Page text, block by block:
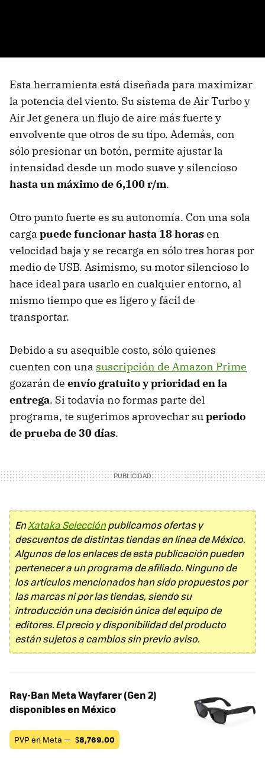
Esta herramienta está diseñada para maximizar
la potencia del viento. Su sistema de Air Turbo y
Air Jet genera un flujo de aire más fuerte y
envolvente que otros de su tipo. Además, con
sólo presionar un botón, permite ajustar la
intensidad desde un modo suave y silencioso
hasta un máximo de 6,100 r/m.
Otro punto fuerte es su autonomía. Con una sola
carga puede funcionar hasta 18 horasen
velocidad baja y se recarga en sólo tres horas por
medio de USB. Asimismo, su motor silencioso lo
hace ideal para usarlo en cualquier entorno, al
mismo tiempo que es ligero y fácil de
transportar.
Debido a su asequible costo, sólo quienes
cuenten con una suscripción de Amazon Prime
gozarán de envío gratuito y prioridad en la
entrega. Si todavía no formas parte del
programa, te sugerimos aprovechar superiodo
de prueba de 30 días.
EnXataka Selecciónpublicamos ofertas y
descuentos de distintas tiendas en línea de México.
Algunos de los enlaces de esta publicación pueden
pertenecer a un programa de afiliado. Ninguno de
los artículos mencionados han sido propuestos por
las marcas ni por las tiendas, siendo su
introducción una decisión única del equipo de
editores. El precio y disponibilidad del producto
están sujetos a cambios sin previo aviso.
Ray-Ban Meta Wayfarer (Gen 2)
disponibles en México
PVP en Meta — $8,769.00